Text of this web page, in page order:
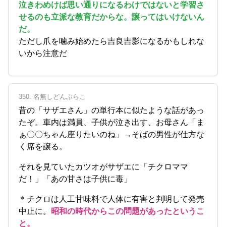
泣きわめけば思い通りになるわけではないと学習さ
せるのも立派な教育だからな。譲ってはいけないん
だ。
ただし爪を噛み始めたら吉良吉影になるかもしれな
いから注意だ
350. 名無しどんぶらこ
昔の「サザエさん」の単行本に似たような話があっ
たぞ。車内は満員、子供が泣き出す、お母さん「ま
ぁ〇〇ちゃん座りたいのね」→そばの男性が仕方な
く席を譲る。
それを見ていたカツオがサザエに「チクロママ
だ！」「あの甘さは子供に毒」
＊チクロは人工甘味料で人体に有害と判明して発売
中止に。
昭和の時代からこの問題があったというこ
と。